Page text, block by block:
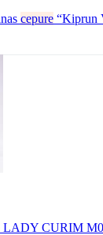
cepure “Kiprun
LADY CURIM